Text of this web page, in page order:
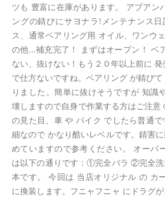
ツも 豊富に在庫があります。 アブアン
ングの錆びにサヨナラ!メンテナンス
ス、通常ベアリング用 オイル、ワンウ
の他...補充完了！ まずはオープン！ ベ
ない、抜けない！もう２０年以上前に
で仕方ないですね。ベアリング が錆び
りました。簡単に抜けそうですが 知識
壊しますので自身で作業する方はご注意
の見た目、車 や バイク でしたら普通
細なので かなり酷いレベルです。錆害
めていますので参考ください。 オーバ
は以下の通りです：①完全バラ ②完全
本です。 今回は 当店オリジナル の カ
に換装します。フニャフニャ にドラグ